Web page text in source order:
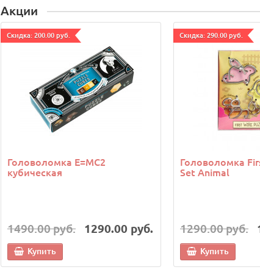
Акции
Cкидка: 200.00 руб.
Головоломка E=MC2
кубическая
1490.00 руб. 1290.00 руб.
Купить
Cкидка: 290.00 руб.
Головоломка
Set Animal
1290.00 руб.
Купить